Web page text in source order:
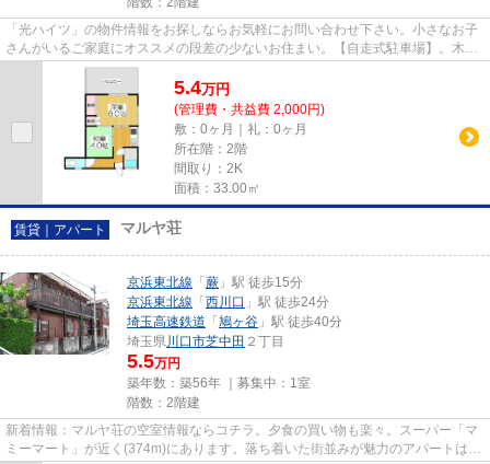
「光ハイツ」の物件情報をお探しならお気軽にお問い合わせ下さい。小さなお子
さんがいるご家庭にオススメの段差の少ないお住まい。【自走式駐車場】。木造
建築ならではの温かみを感じ...
5.4万円
(管理費・共益費 2,000円)
敷：0ヶ月｜礼：0ヶ月
所在階：2階
間取り：2K
面積：33.00㎡
賃貸｜アパート マルヤ荘
京浜東北線 「 蕨 」駅 徒歩15分
京浜東北線 「 西川口 」駅 徒歩24分
埼玉高速鉄道 「 鳩ヶ谷 」駅 徒歩40分
埼玉県川口市芝中田 ２丁目
5.5万円
築年数：築56年 ｜募集中： 1室
階数：2階建
新着情報：マルヤ荘の空室情報ならコチラ。夕食の買い物も楽々。スーパー「マ
ミーマート」が近く(374m)にあります。落ち着いた街並みが魅力のアパートはこ